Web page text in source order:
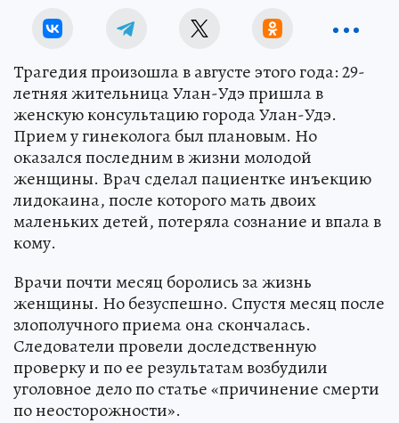
Трагедия произошла в августе этого года: 29-
летняя жительница Улан-Удэ пришла в
женскую консультацию города Улан-Удэ.
Прием у гинеколога был плановым. Но
оказался последним в жизни молодой
женщины. Врач сделал пациентке инъекцию
лидокаина, после которого мать двоих
маленьких детей, потеряла сознание и впала в
кому.
Врачи почти месяц боролись за жизнь
женщины. Но безуспешно. Спустя месяц после
злополучного приема она скончалась.
Следователи провели доследственную
проверку и по ее результатам возбудили
уголовное дело по статье «причинение смерти
по неосторожности».